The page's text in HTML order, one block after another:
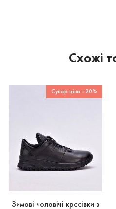
Схожі
Супер ціна - 20%
Зимові чоловічі кросівки з